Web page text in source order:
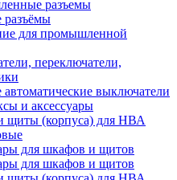
разъемы
для промышленной
переключатели,
выключатели
и аксессуары
(корпуса) для НВА
для шкафов и щитов
для шкафов и щитов